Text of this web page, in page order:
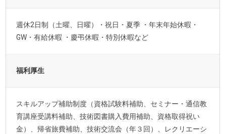
週休2日制（土曜、日曜）・祝日・夏季 ・年末年始休暇・
GW・有給休暇 ・慶弔休暇・特別休暇など
福利厚生
スキルアップ補助制度（資格試験料補助、セミナー・通信教
育講座受講料補助、技術図書購入費用補助、資格取得祝い
金）、帰省旅費補助、技術交流会（年３回）、レクリエーシ